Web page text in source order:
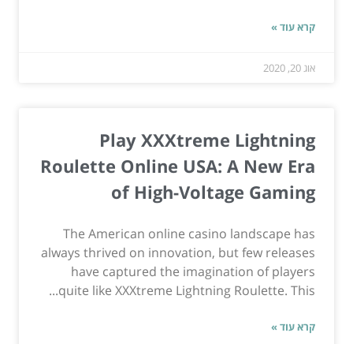
קרא עוד »
אוג 20, 2020
Play XXXtreme Lightning
Roulette Online USA: A New Era
of High-Voltage Gaming
The American online casino landscape has
always thrived on innovation, but few releases
have captured the imagination of players
quite like XXXtreme Lightning Roulette. This...
קרא עוד »